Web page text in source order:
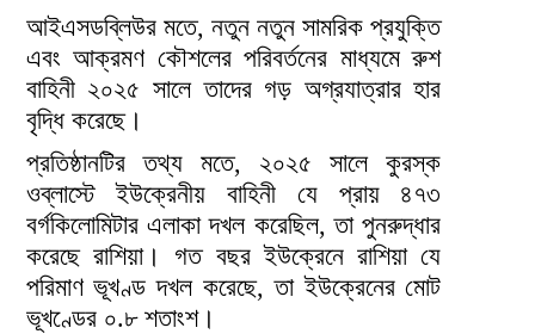
আইএসডব্লিউর মতে, নতুন নতুন সামরিক প্রযুক্তি
এবং আক্রমণ কৌশলের পরিবর্তনের মাধ্যমে রুশ
বাহিনী ২০২৫ সালে তাদের গড় অগ্রযাত্রার হার
বৃদ্ধি করেছে।
প্রতিষ্ঠানটির তথ্য মতে, ২০২৫ সালে কুরস্ক
ওব্লাস্টে ইউক্রেনীয় বাহিনী যে প্রায় ৪৭৩
বর্গকিলোমিটার এলাকা দখল করেছিল, তা পুনরুদ্ধার
করেছে রাশিয়া। গত বছর ইউক্রেনে রাশিয়া যে
পরিমাণ ভূখণ্ড দখল করেছে, তা ইউক্রেনের মোট
ভূখণ্ডের ০.৮ শতাংশ।